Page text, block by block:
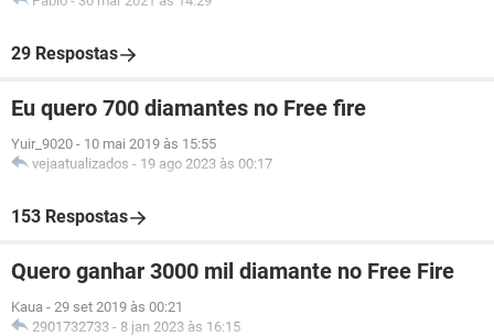
29 Respostas
Eu quero 700 diamantes no Free fire
Yuir_9020 - 10 mai 2019 às 15:55
vejaatualizados - 19 ago 2023 às 00:17
153 Respostas
Quero ganhar 3000 mil diamante no Free Fire
Kaua - 29 set 2019 às 00:21
2901732733 - 8 jan 2023 às 16:15